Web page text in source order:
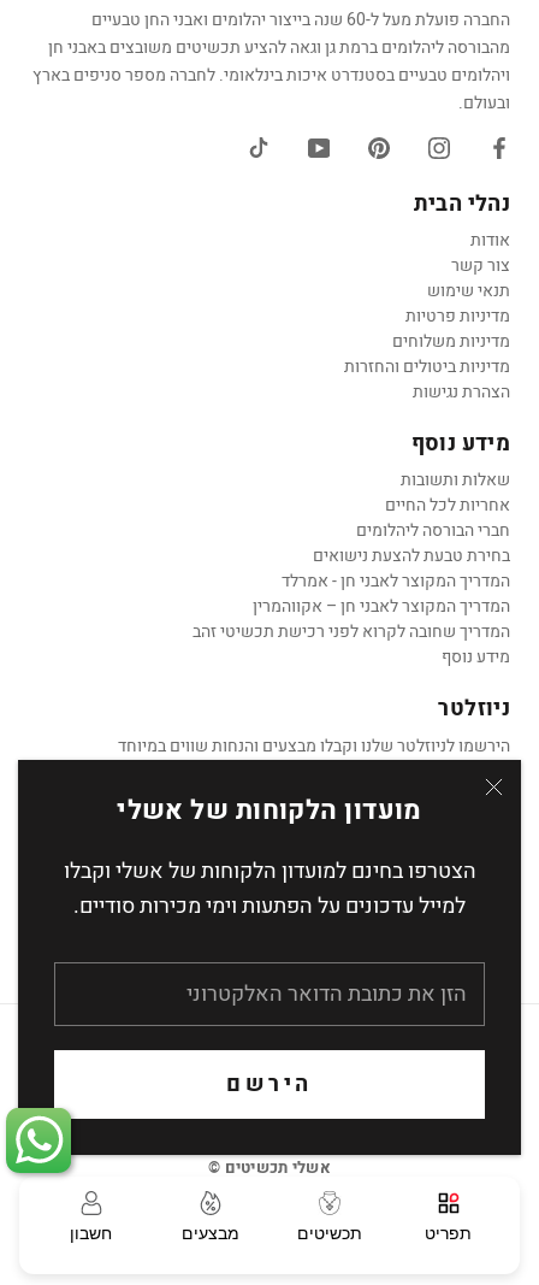
מועדון הלקוחות של אשלי
הצטרפו בחינם למועדון הלקוחות של אשלי וקבלו
למייל עדכונים על הפתעות וימי מכירות סודיים.
הירשם
החברה פועלת מעל ל-60 שנה בייצור יהלומים ואבני החן טבעיים
מהבורסה ליהלומים ברמת גן וגאה להציע תכשיטים משובצים באבני חן
ויהלומים טבעיים בסטנדרט איכות בינלאומי. לחברה מספר סניפים בארץ
ובעולם.
נהלי הבית
אודות
צור קשר
תנאי שימוש
מדיניות פרטיות
מדיניות משלוחים
מדיניות ביטולים והחזרות
הצהרת נגישות
מידע נוסף
שאלות ותשובות
אחריות לכל החיים
חברי הבורסה ליהלומים
בחירת טבעת להצעת נישואים
המדריך המקוצר לאבני חן - אמרלד
המדריך המקוצר לאבני חן – אקווהמרין
המדריך שחובה לקרוא לפני רכישת תכשיטי זהב
מידע נוסף
ניוזלטר
הירשמו לניוזלטר שלנו וקבלו מבצעים והנחות שווים במיוחד
הצטרף
העסקה מאובטחת באמצעות הצפנת SSL
אשלי תכשיטים ©
תפריט תכשיטים מבצעים חשבון